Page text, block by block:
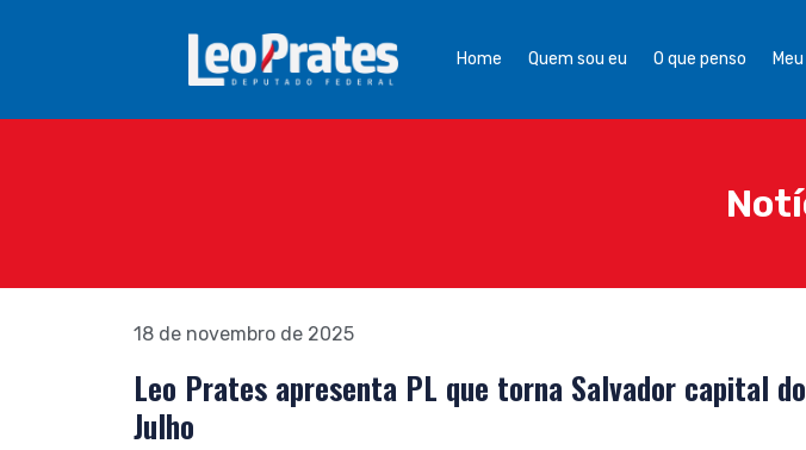
Home Quem sou eu O que penso
18 de novembro de 2025
Leo Prates apresenta PL que torna Salvador capital
Julho